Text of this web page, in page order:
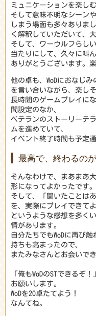
ミュニケーションを楽し
そして意味不明なシーン
しまう場面も多々ありま
く解釈していただいて、
そして、ワーウルフらし
当たりにして、久々に叫
ありがとうございます。楽
他の卓も、WoDにおなじ
を言い合いながら、楽し
長時間のゲームプレイに
間設定のなか、
ベテランのストーリーテ
ムを進めていて、
イベント終了時間も予定
最高で、終わるの
そんなわけで、まあまあ
形になってよかったです。
そして、「聞いたことは
を、実際にプレイできてよ
というような感想を多く
情があります。
自分たちでもWoDに再び
持ちも高まったので、
またみなさんとお会いで
「俺もWoDのSTできるぞ
お願いします。
WoDを20卓たてよう！
なんてね。